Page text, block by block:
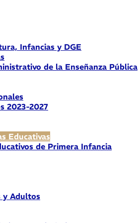
Infancias y DGE
de la Enseñanza Pública
2023-2027
Educativas
de Primera Infancia
y Adultos